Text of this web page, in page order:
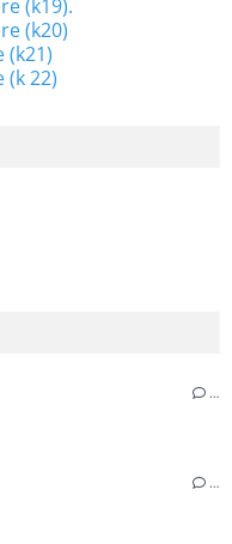
…
…
(k19).
(k20)
(k21)
22)